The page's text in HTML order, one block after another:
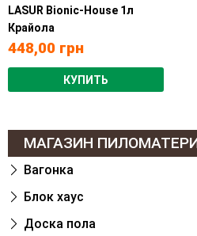
LASUR Bionic-House 1л
Крайола
448,00 грн
КУПИТЬ
МАГАЗИН
Вагонка
Блок хаус
Доска пола